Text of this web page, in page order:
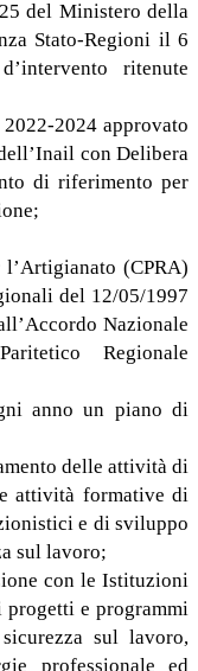
del Ministero della
Stato-Regioni il 6
ritenute
2024 approvato
con Delibera
di riferimento per
(CPRA)
del 12/05/1997
Nazionale
Regionale
anno un piano di
delle attività di
attività formative di
e di sviluppo
sul lavoro;
con le Istituzioni
e programmi
sul lavoro,
professionale ed